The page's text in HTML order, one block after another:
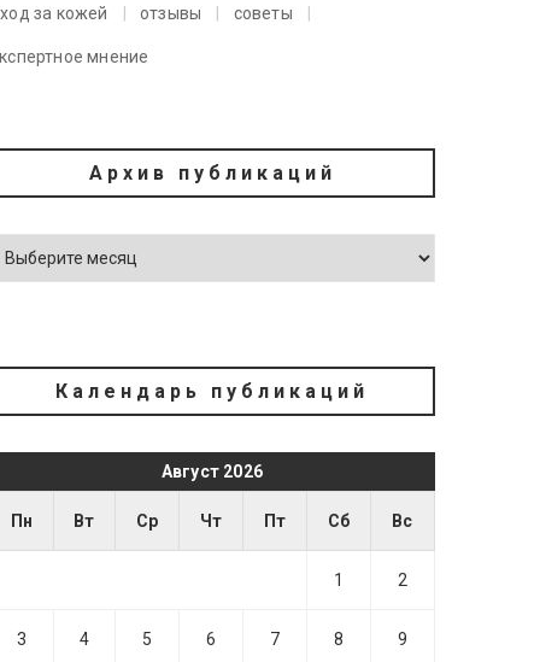
за кожей отзывы советы
мнение
Архив публикаций
Календарь публикаций
Август 2026
Пн Вт Ср Чт Пт Сб Вс
1 2
3 4 5 6 7 8 9